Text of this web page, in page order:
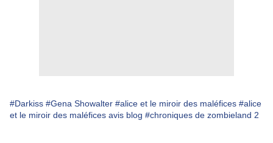
#Darkiss #Gena Showalter #alice et le miroir des maléfices #alice
et le miroir des maléfices avis blog #chroniques de zombieland 2